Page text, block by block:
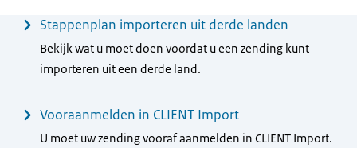
MenuStappenplan importeren uit derde landen
Bekijk wat u moet doen voordat u een zending kunt
importeren uit een derde land.
Vooraanmelden in CLIENT Import
U moet uw zending vooraf aanmelden in CLIENT Import.